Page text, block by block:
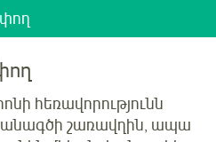
հեռավորությունն
շառավղին, ապա